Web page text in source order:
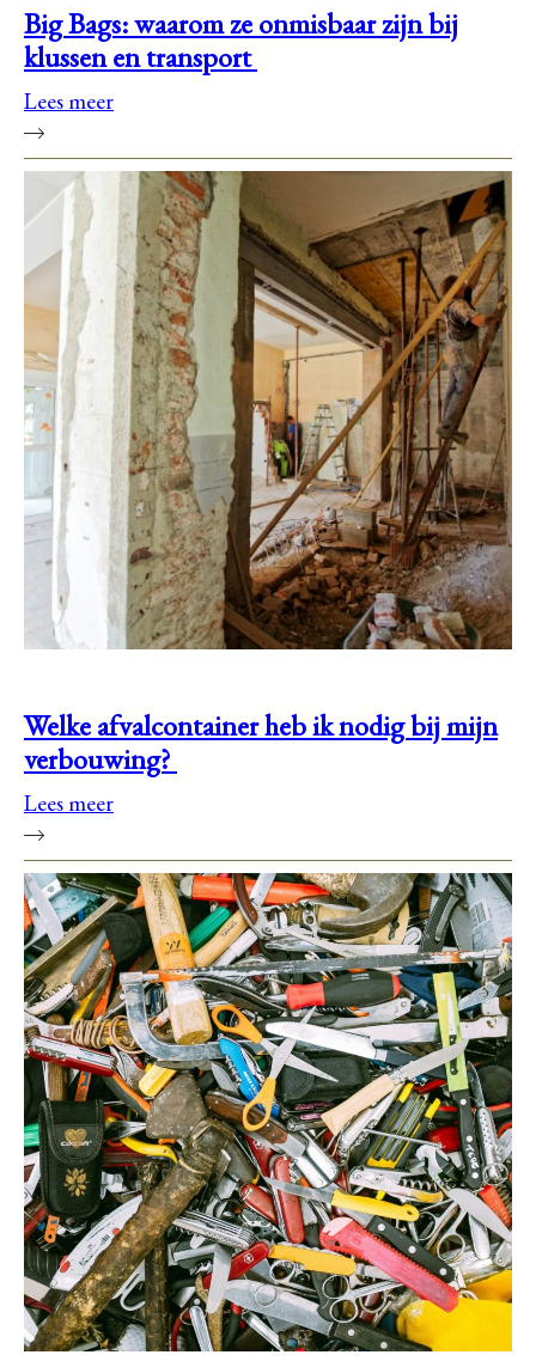
Big Bags: waarom ze onmisbaar zijn bij
klussen en transport
Lees meer
Welke afvalcontainer heb ik nodig bij mijn
verbouwing?
Lees meer